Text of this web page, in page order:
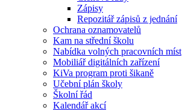
Zápisy
Repozitář zápisů z jednání
Ochrana oznamovatelů
Kam na střední školu
Nabídka volných pracovních míst
Mobiliář digitálních zařízení
KiVa program proti šikaně
Učební plán školy
Školní řád
Kalendář akcí